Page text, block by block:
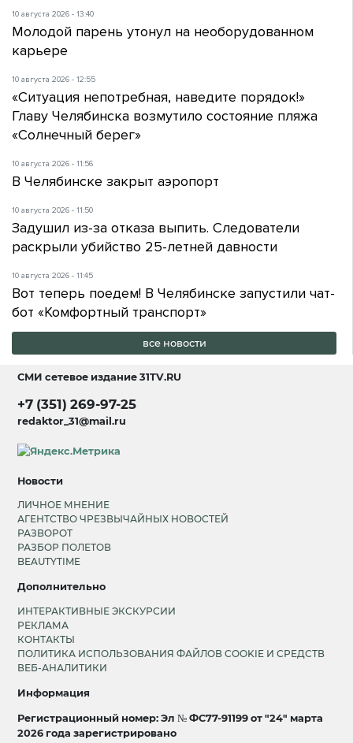
10 августа 2026 - 13:40
Молодой парень утонул на необорудованном
карьере
10 августа 2026 - 12:55
«Ситуация непотребная, наведите порядок!»
Главу Челябинска возмутило состояние пляжа
«Солнечный берег»
10 августа 2026 - 11:56
В Челябинске закрыт аэропорт
10 августа 2026 - 11:50
Задушил из-за отказа выпить. Следователи
раскрыли убийство 25-летней давности
10 августа 2026 - 11:45
Вот теперь поедем! В Челябинске запустили чат-
бот «Комфортный транспорт»
все новости
СМИ сетевое издание31TV.RU
+7 (351) 269-97-25
redaktor_31@mail.ru
Новости
ЛИЧНОЕ МНЕНИЕ
АГЕНТСТВО ЧРЕЗВЫЧАЙНЫХ НОВОСТЕЙ
РАЗВОРОТ
РАЗБОР ПОЛЕТОВ
BEAUTYTIME
Дополнительно
ИНТЕРАКТИВНЫЕ ЭКСКУРСИИ
РЕКЛАМА
КОНТАКТЫ
ПОЛИТИКА ИСПОЛЬЗОВАНИЯ ФАЙЛОВ COOKIE И СРЕДСТВ
ВЕБ-АНАЛИТИКИ
Информация
Регистрационный номер: Эл № ФС77-91199 от "24" марта
2026 года зарегистрировано